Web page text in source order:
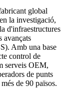
global
la investigació,
d'infraestructures
avançats
Amb una base
control de
serveis OEM,
de punts
de 90 països.